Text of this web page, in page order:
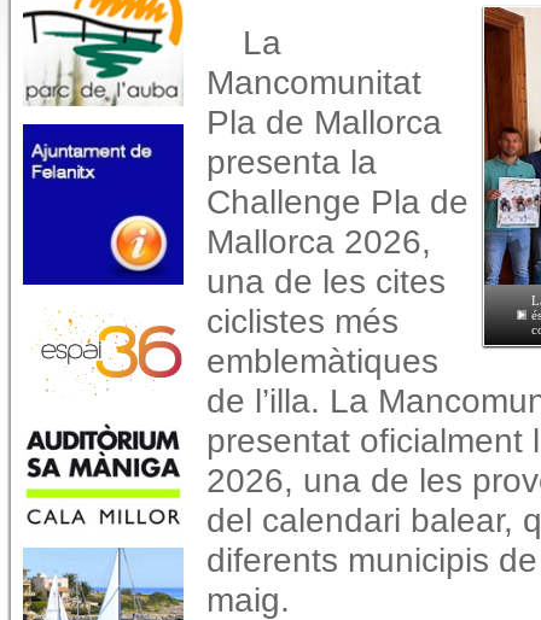
La
Mancomunitat
Pla de Mallorca
presenta la
Challenge Pla de
Mallorca 2026,
una de les cites
ciclistes més
emblemàtiques
de l’illa. La
presentat oficialment
2026, una de les
del calendari balear,
diferents municipis
maig.